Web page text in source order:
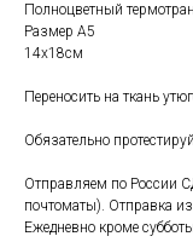
Полноцветный
Размер А5
14х18см
Переносить на ткань
Обязательно
Отправляем по России
почтоматы). Отправка
Ежедневно кроме